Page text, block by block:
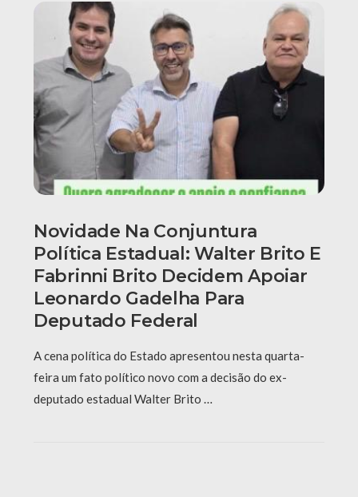
Novidade Na Conjuntura
Política Estadual: Walter Brito E
Fabrinni Brito Decidem Apoiar
Leonardo Gadelha Para
Deputado Federal
A cena política do Estado apresentou nesta quarta-
feira um fato político novo com a decisão do ex-
deputado estadual Walter Brito …